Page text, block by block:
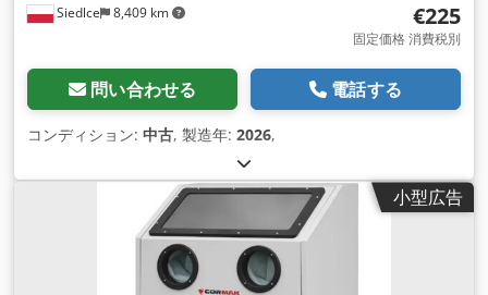
Siedlce 8,409 km €225
固定価格 消費税別
問い合わせる 電話する
コンディション: 中古, 製造年: 2026,
小型広告